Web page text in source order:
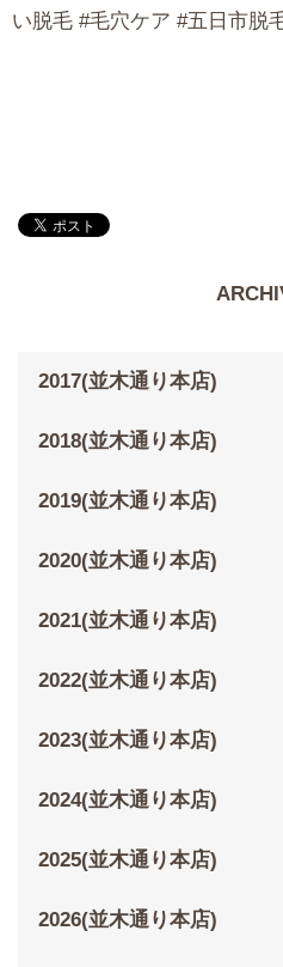
い脱毛 #毛穴ケア #五日市脱
2017(並木通り本店)
2018(並木通り本店)
2019(並木通り本店)
2020(並木通り本店)
2021(並木通り本店)
2022(並木通り本店)
2023(並木通り本店)
2024(並木通り本店)
2025(並木通り本店)
2026(並木通り本店)